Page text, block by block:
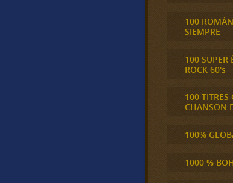
100
SIEMPRE
100 SUPER
ROCK 60's
100 TITRES
CHANSON
100%
1000 %